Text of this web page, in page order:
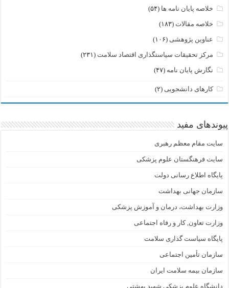
خلاصه پایان نامه ها (۵۴)
خلاصه مقالات (۱۸۳)
عناوین پژوهشی (۱۰۶)
مرکز تحقیقات سیاستگذاری اقتصاد سلامت (۲۳۱)
نگارش پایان نامه (۴۷)
کارهای دانشجویی (۲)
پیوندهای مفید
سایت مقام معظم رهبری
سایت فرهنگستان علوم پزشکی
پایگاه اطلاع رسانی دولت
سازمان جهانی بهداشت
وزارت بهداشت، درمان و آموزش پزشکی
وزارت تعاون, کار و رفاه اجتماعی
پایگاه سیاست گذاری سلامت
سازمان تأمین اجتماعی
سازمان بیمه سلامت ایران
دانشگاه علوم پزشکی شهید بهشتی